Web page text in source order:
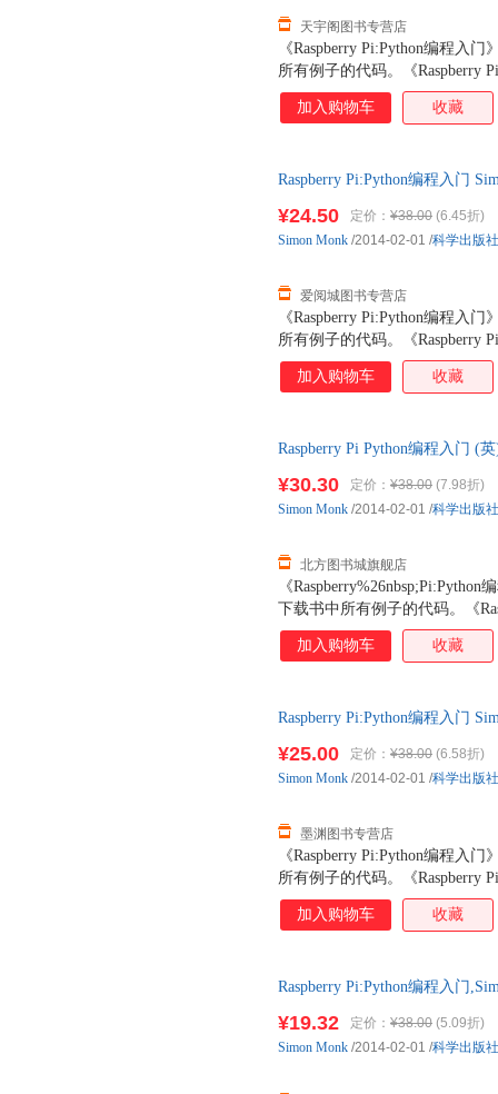
《Raspberry Pi:Python编程入
所有例子的代码。《Raspberry
Raspberry Pi爱好者的入门书，
生选读。
天宇阁图书专营店
加入购物车 收藏
Raspberry Pi:Python编程入门
《Raspberry Pi:Python编程入
所有例子的代码。《Raspberry
Raspberry Pi爱好者的入门书，
生选读。
¥24.50 定价： ¥38.00 (6.45折)
爱阅城图书专营店
Simon Monk /2014-02-01 /科学出版社
加入购物车 收藏
Raspberry Pi Python编程入门 (
达！
《
下载书中所有例子的代码。《
合作为广大
电子信息相关专业师生选读。
¥30.30 定价： ¥38.00 (7.98折)
北方图书城旗舰店
Simon Monk /2014-02-01 /科学出版社
加入购物车 收藏
Raspberry Pi:Python编程入门
《Raspberry Pi:Python编程入
所有例子的代码。《Raspberry
Raspberry Pi爱好者的入门书，
生选读。
¥25.00 定价： ¥38.00 (6.58折)
墨渊图书专营店
Simon Monk /2014-02-01 /科学出版社
加入购物车 收藏
Raspberry Pi:Python编程入门
13284178503
¥19.32 定价： ¥38.00 (5.09折)
Simon Monk /2014-02-01 /科学出版社